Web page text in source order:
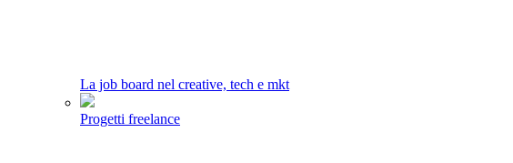
La job board nel creative, tech e mkt
Progetti freelance